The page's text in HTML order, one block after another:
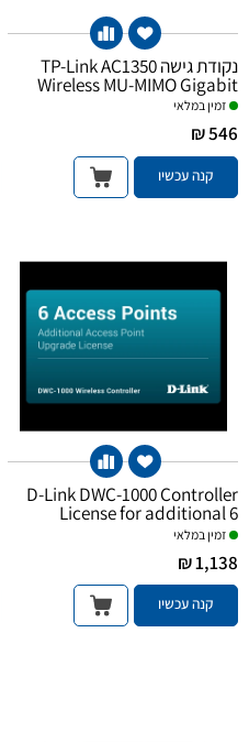
נקודת גישה TP-Link AC1350
Wireless MU-MIMO Gigabit
זמין במלאי
546 ₪
קנה עכשיו
D-Link DWC-1000 Controller
License for additional 6
Access Point
זמין במלאי
1,138 ₪
קנה עכשיו